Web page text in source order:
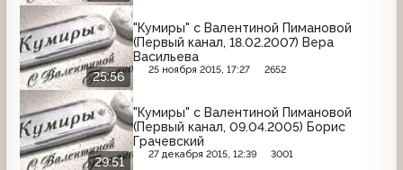
25:56
"Кумиры" с Валентиной Пимановой
(Первый канал, 18.02.2007) Вера
Васильева
25 ноября 2015, 17:27 2652
29:51
"Кумиры" с Валентиной Пимановой
(Первый канал, 09.04.2005) Борис
Грачевский
27 декабря 2015, 12:39 3001